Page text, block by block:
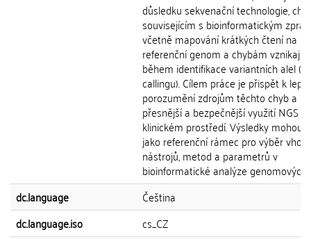
důsledku sekvenační technologie,
souvisejícím s bioinformatickým
včetně mapování krátkých čtení na
referenční genom a chybám
během identifikace variantních alel
callingu). Cílem práce je přispět k
porozumění zdrojům těchto chyb a
přesnější a bezpečnější využití NGS v
klinickém prostředí. Výsledky mohou
jako referenční rámec pro výběr
nástrojů, metod a parametrů v
bioinformatické analýze genomových
dc.language
Čeština
dc.language.iso
cs_CZ